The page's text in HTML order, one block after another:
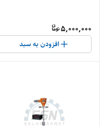
5,000,000
افزودن به سبد